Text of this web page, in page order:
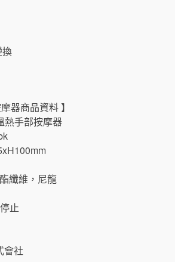
換
器商品資料 】
熱手部按摩器
纖維，尼龍
止
會社